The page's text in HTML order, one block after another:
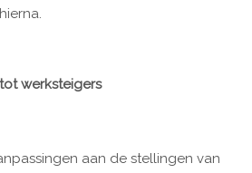
werksteigers
aan de stellingen van